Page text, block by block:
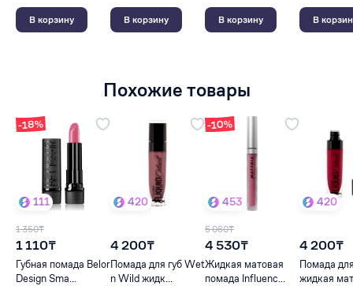
В корзину В корзину В корзину В
Похожие товары
-18%
111
1 350₸
1 110₸
Губная помада Belor
Design Sma...
420
4 200₸
Помада для губ Wet
n Wild жидк...
-10%
453
5 060₸
4 530₸
Жидкая матовая
помада Influenc...
420
4 200₸
Помада
жидкая